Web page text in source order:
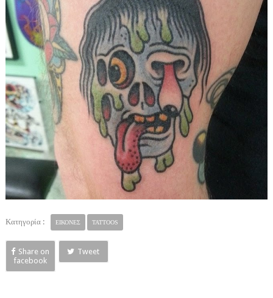
Κατηγορία : ΕΙΚΟΝΕΣ TATTOOS
Share on
facebook
Tweet